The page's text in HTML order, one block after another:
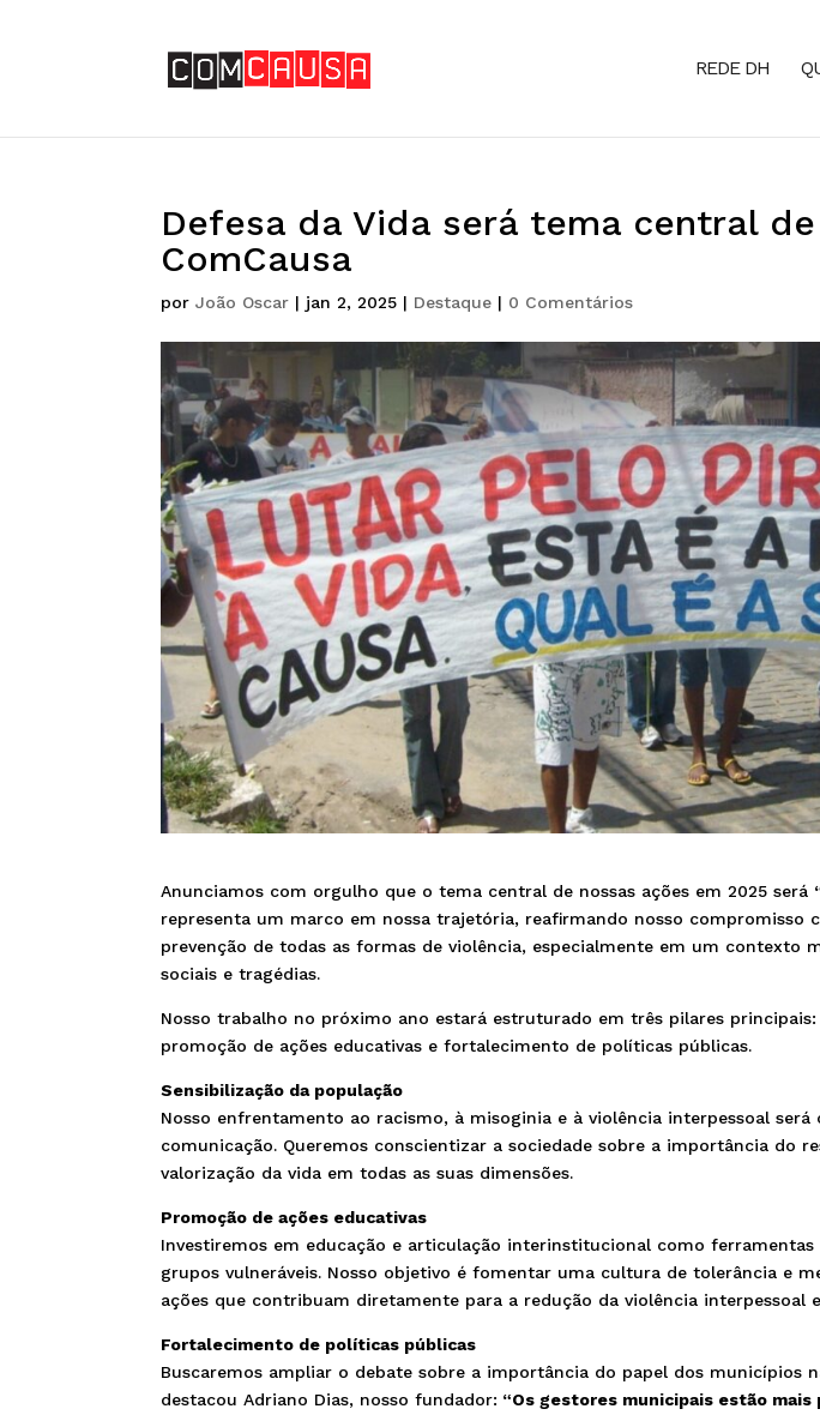
REDE DH
Defesa da Vida será tema central
ComCausa
porJoão Oscar | jan 2, 2025 | Destaque | 0 Comentários
Anunciamos com orgulho que o tema central de nossas ações em 2025 será
representa um marco em nossa trajetória, reafirmando nosso compromisso
prevenção de todas as formas de violência, especialmente em um contexto
sociais e tragédias.
Nosso trabalho no próximo ano estará estruturado em três pilares
promoção de ações educativas e fortalecimento de políticas públicas.
Sensibilização da população
Nosso enfrentamento ao racismo, à misoginia e à violência interpessoal
comunicação. Queremos conscientizar a sociedade sobre a importância do
valorização da vida em todas as suas dimensões.
Promoção de ações educativas
Investiremos em educação e articulação interinstitucional como ferramentas
grupos vulneráveis. Nosso objetivo é fomentar uma cultura de tolerância e
ações que contribuam diretamente para a redução da violência interpessoal
Fortalecimento de políticas públicas
Buscaremos ampliar o debate sobre a importância do papel dos municípios
destacou Adriano Dias, nosso fundador: “Os gestores municipais estão mais